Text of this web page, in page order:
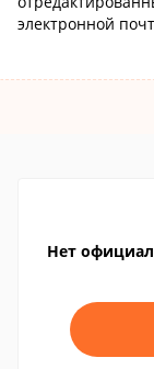
электронной
Нет